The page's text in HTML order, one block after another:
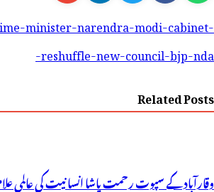
minister-narendra-modi-cabinet-
reshuffle-new-council-bjp-nda-
Related Posts
وقارآباد کے سپوت رحمت پاشا انسانیت کی عالمی